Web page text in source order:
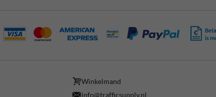
is
Winkelmand
info@trafficsupply.nl